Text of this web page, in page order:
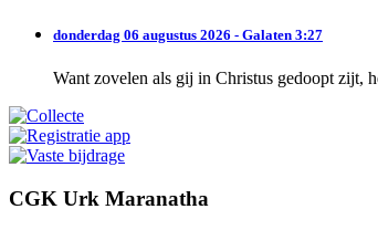
donderdag 06 augustus 2026 - Galaten 3:27
Want zovelen als gij in Christus gedoopt zijt,
CGK Urk Maranatha